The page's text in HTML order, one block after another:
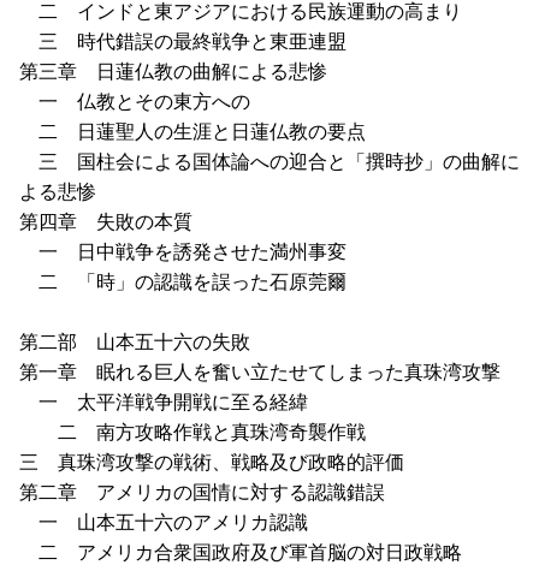
二 インドと東アジアにおける民族運動の高まり
三 時代錯誤の最終戦争と東亜連盟
第三章 日蓮仏教の曲解による悲惨
一 仏教とその東方への
二 日蓮聖人の生涯と日蓮仏教の要点
三 国柱会による国体論への迎合と「撰時抄」の曲解に
よる悲惨
第四章 失敗の本質
一 日中戦争を誘発させた満州事変
二 「時」の認識を誤った石原莞爾
第二部 山本五十六の失敗
第一章 眠れる巨人を奮い立たせてしまった真珠湾攻撃
一 太平洋戦争開戦に至る経緯
二 南方攻略作戦と真珠湾奇襲作戦
三 真珠湾攻撃の戦術、戦略及び政略的評価
第二章 アメリカの国情に対する認識錯誤
一 山本五十六のアメリカ認識
二 アメリカ合衆国政府及び軍首脳の対日政戦略